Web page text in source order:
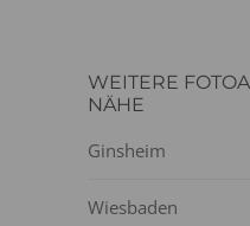
WEITERE
NÄHE
Ginsheim
Wiesbaden